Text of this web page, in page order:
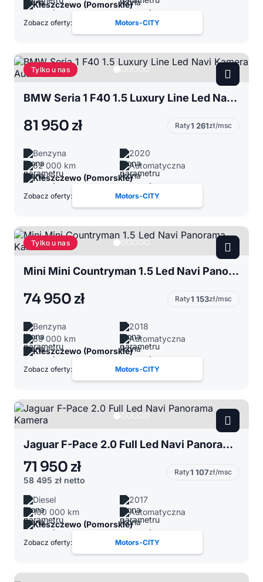
Kleszczewo (Pomorskie)
Zobacz oferty: Motors-CITY
Tylko u nas
BMW Seria 1 F40 1.5 Luxury Line Led Navi Kamera Automat L
81 950 zł Raty1 261zł/msc
Benzyna
2020
62 000 km
Automatyczna
Kleszczewo (Pomorskie)
Zobacz oferty: Motors-CITY
Tylko u nas
Mini Mini Countryman 1.5 Led Navi Panorama Kamera
74 950 zł Raty1 153zł/msc
Benzyna
2018
89 000 km
Automatyczna
Kleszczewo (Pomorskie)
Zobacz oferty: Motors-CITY
Jaguar F-Pace 2.0 Full Led Navi Panorama Kamera
71 950 zł
58 495 zł netto
Raty1 107zł/msc
Diesel
2017
100 000 km
Automatyczna
Kleszczewo (Pomorskie)
Zobacz oferty: Motors-CITY